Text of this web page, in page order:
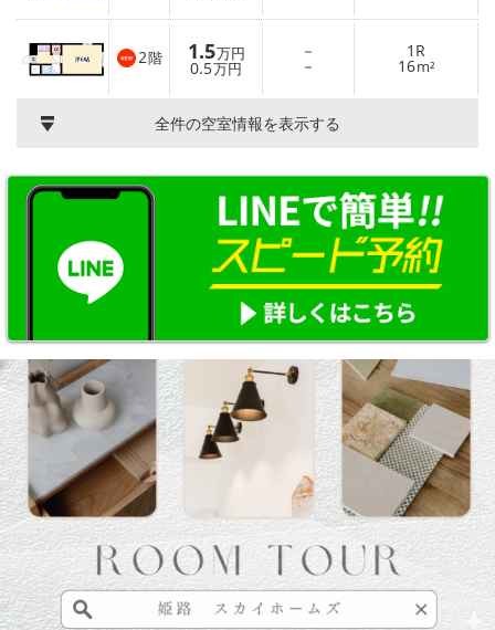
2階 1.5万円
0.5万円
－
－
1R
16m²
全件の空室情報を表示する